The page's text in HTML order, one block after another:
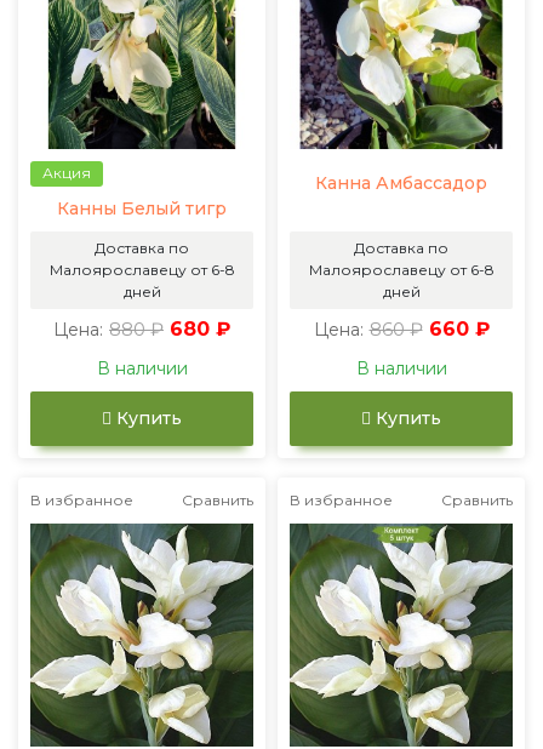
Акция
Канны Белый тигр
Доставка по
Малоярославецу от 6-8
дней
Цена: 880 ₽ 680 ₽
В наличии
Купить
Канна Амбассадор
Доставка по
Малоярославецу от 6-8
дней
Цена: 860 ₽ 660 ₽
В наличии
Купить
В избранное Сравнить В избранное Сравнить